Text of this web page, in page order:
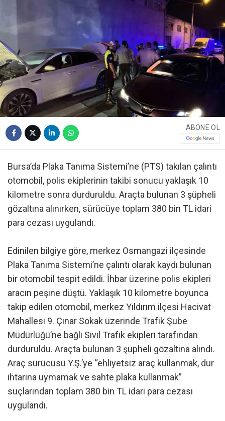
ABONE OL
Bursa’da Plaka Tanıma Sistemi’ne (PTS) takılan çalıntı
otomobil, polis ekiplerinin takibi sonucu yaklaşık 10
kilometre sonra durduruldu. Araçta bulunan 3 şüpheli
gözaltına alınırken, sürücüye toplam 380 bin TL idari
para cezası uygulandı.
Edinilen bilgiye göre, merkez Osmangazi ilçesinde
Plaka Tanıma Sistemi’ne çalıntı olarak kaydı bulunan
bir otomobil tespit edildi. İhbar üzerine polis ekipleri
aracın peşine düştü. Yaklaşık 10 kilometre boyunca
takip edilen otomobil, merkez Yıldırım ilçesi Hacivat
Mahallesi 9. Çınar Sokak üzerinde Trafik Şube
Müdürlüğü’ne bağlı Sivil Trafik ekipleri tarafından
durduruldu. Araçta bulunan 3 şüpheli gözaltına alındı.
Araç sürücüsü Y.Ş.’ye “ehliyetsiz araç kullanmak, dur
ihtarına uymamak ve sahte plaka kullanmak”
suçlarından toplam 380 bin TL idari para cezası
uygulandı.